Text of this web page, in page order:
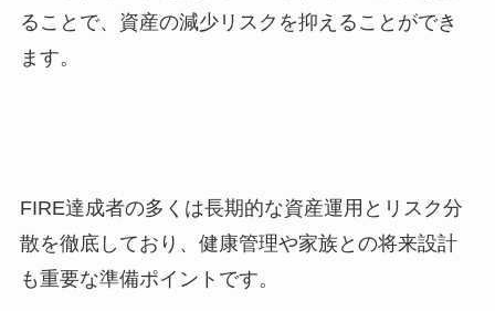
ることで、資産の減少リスクを抑えることができ
ます。
FIRE達成者の多くは長期的な資産運用とリスク分
散を徹底しており、健康管理や家族との将来設計
も重要な準備ポイントです。